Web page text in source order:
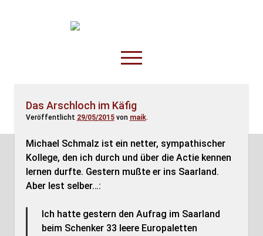
TruckOnline.de
open
menu
Anderswo
Spesenliste
Fahrer
Disposition
Das Arschloch im Käfig
Veröffentlicht 29/05/2015von maik.
Michael Schmalz ist ein netter, sympathischer
Kollege, den ich durch und über die Actie kennen
lernen durfte. Gestern mußte er ins Saarland.
Aber lest selber…:
Ich hatte gestern den Aufrag im Saarland
beim Schenker 33 leere Europaletten